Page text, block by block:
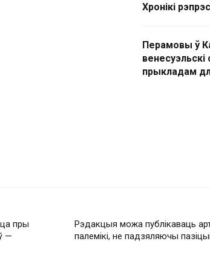
Хронікі
Перамовы ў
прыкладам
пры
—
Рэдакцыя можа публікаваць
палемікі, не падзяляючы